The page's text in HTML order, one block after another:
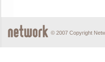
© 2007 Copyright